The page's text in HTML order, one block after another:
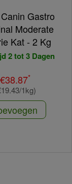
Gastro
Moderate
Kat - 2 Kg
2 tot 3 Dagen
€38.87*
1kg)